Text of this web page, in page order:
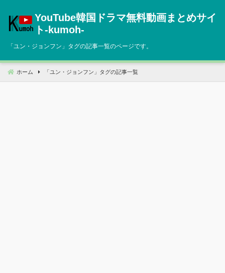
へ
動
YouTube韓国ドラマ無料動画まとめサイ
ト‐kumoh‐
「 ユン・ジョンフン 」タグの記事一覧のページです。
ホーム 「 ユン・ジョンフン 」タグの記事一覧